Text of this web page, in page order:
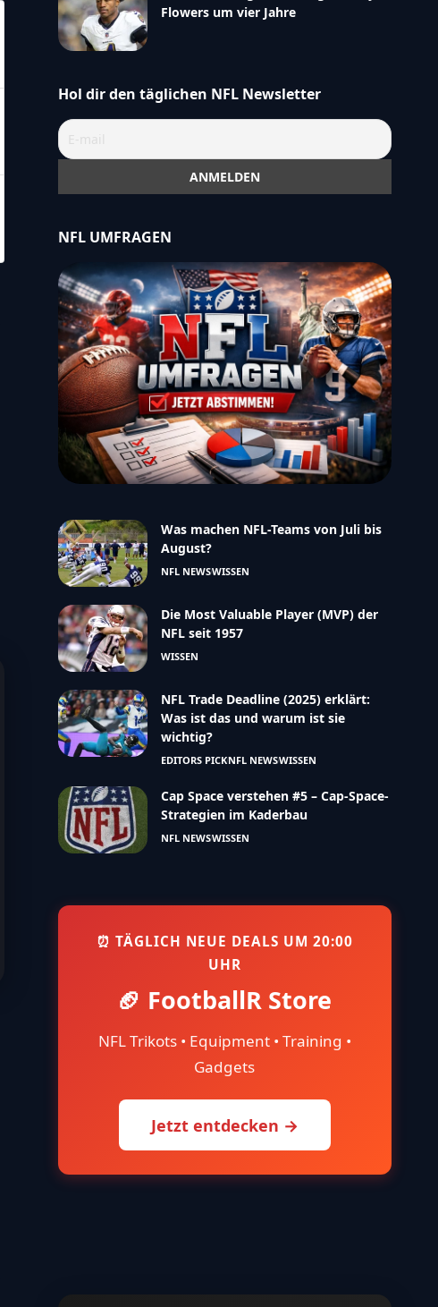
Flowers um vier Jahre
Hol dir den täglichen NFL Newsletter
NFL UMFRAGEN
Was machen NFL-Teams von Juli bis
August?
NFL NEWSWISSEN
Die Most Valuable Player (MVP) der
NFL seit 1957
WISSEN
NFL Trade Deadline (2025) erklärt:
Was ist das und warum ist sie
wichtig?
EDITORS PICKNFL NEWSWISSEN
Cap Space verstehen #5 – Cap-Space-
Strategien im Kaderbau
NFL NEWSWISSEN
⏰ TÄGLICH NEUE DEALS UM 20:00
UHR
🏈 FootballR Store
NFL Trikots • Equipment • Training •
Gadgets
Jetzt entdecken →